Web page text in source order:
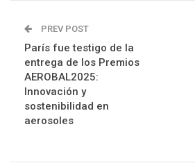
PREV POST
París fue testigo de la
entrega de los Premios
AEROBAL2025:
Innovación y
sostenibilidad en
aerosoles